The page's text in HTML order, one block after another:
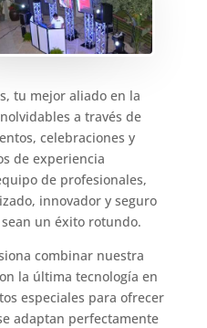
tu mejor aliado en la
a través de
celebraciones y
de experiencia
de profesionales,
innovador y seguro
un éxito rotundo.
combinar nuestra
la última tecnología en
especiales para ofrecer
adaptan perfectamente